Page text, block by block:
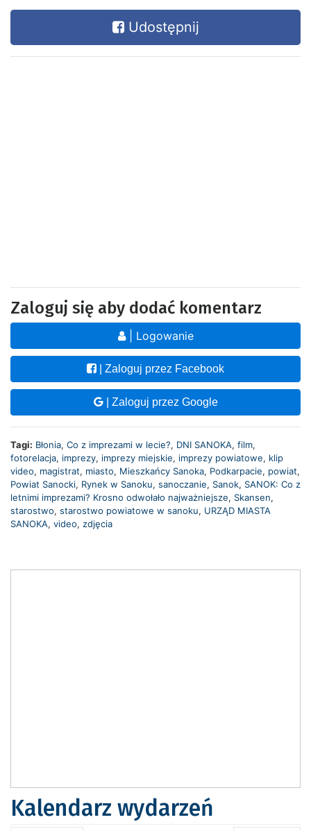
Udostępnij
Zaloguj się aby dodać komentarz
| Logowanie
| Zaloguj przez Facebook
| Zaloguj przez Google
Tagi: Błonia, Co z imprezami w lecie?, DNI SANOKA, film,
fotorelacja, imprezy, imprezy miejskie, imprezy powiatowe, klip
video, magistrat, miasto, Mieszkańcy Sanoka, Podkarpacie, powiat,
Powiat Sanocki, Rynek w Sanoku, sanoczanie, Sanok, SANOK: Co z
letnimi imprezami? Krosno odwołało najważniejsze, Skansen,
starostwo, starostwo powiatowe w sanoku, URZĄD MIASTA
SANOKA, video, zdjęcia
Kalendarz wydarzeń